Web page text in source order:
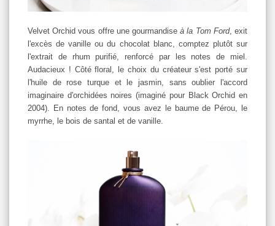
Velvet Orchid vous offre une gourmandiseà la Tom Ford, exit
l'excès de vanille ou du chocolat blanc, comptez plutôt sur
l'extrait de rhum purifié, renforcé par les notes de miel.
Audacieux ! Côté floral, le choix du créateur s'est porté sur
l'huile de rose turque et le jasmin, sans oublier l'accord
imaginaire d'orchidées noires (imaginé pour Black Orchid en
2004). En notes de fond, vous avez le baume de Pérou, le
myrrhe, le bois de santal et de vanille.